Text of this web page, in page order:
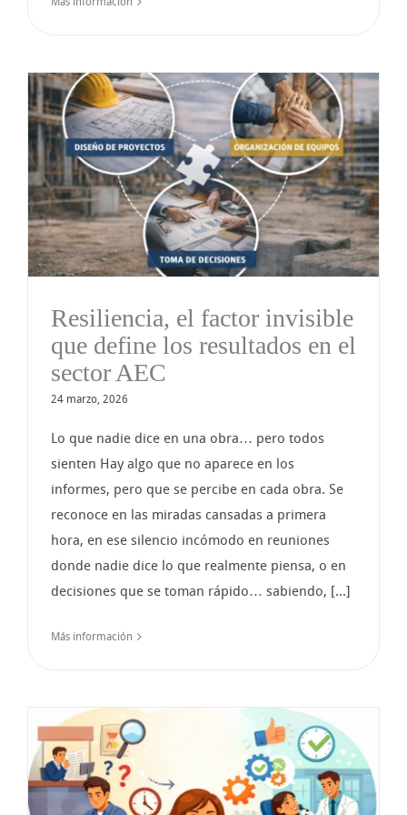
Resiliencia, el factor invisible
que define los resultados en el
sector AEC
24 marzo, 2026
Lo que nadie dice en una obra… pero todos
sienten Hay algo que no aparece en los
informes, pero que se percibe en cada obra. Se
reconoce en las miradas cansadas a primera
hora, en ese silencio incómodo en reuniones
donde nadie dice lo que realmente piensa, o en
decisiones que se toman rápido… sabiendo, [...]
Más información